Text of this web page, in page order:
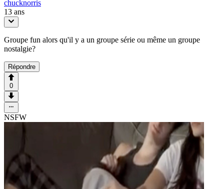
chucknorris
13 ans
Groupe fun alors qu'il y a un groupe série ou même un groupe
nostalgie?
Répondre
0
NSFW